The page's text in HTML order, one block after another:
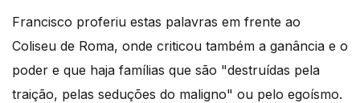
Francisco proferiu estas palavras em frente ao
Coliseu de Roma, onde criticou também a ganância e o
poder e que haja famílias que são "destruídas pela
traição, pelas seduções do maligno" ou pelo egoísmo.